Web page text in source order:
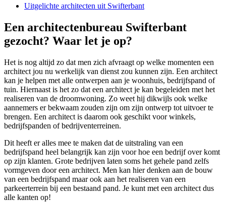
Uitgelichte architecten uit Swifterbant
Een architectenbureau Swifterbant
gezocht? Waar let je op?
Het is nog altijd zo dat men zich afvraagt op welke momenten een
architect jou nu werkelijk van dienst zou kunnen zijn. Een architect
kan je helpen met alle ontwerpen aan je woonhuis, bedrijfspand of
tuin. Hiernaast is het zo dat een architect je kan begeleiden met het
realiseren van de droomwoning. Zo weet hij dikwijls ook welke
aannemers er bekwaam zouden zijn om zijn ontwerp tot uitvoer te
brengen. Een architect is daarom ook geschikt voor winkels,
bedrijfspanden of bedrijventerreinen.
Dit heeft er alles mee te maken dat de uitstraling van een
bedrijfspand heel belangrijk kan zijn voor hoe een bedrijf over komt
op zijn klanten. Grote bedrijven laten soms het gehele pand zelfs
vormgeven door een architect. Men kan hier denken aan de bouw
van een bedrijfspand maar ook aan het realiseren van een
parkeerterrein bij een bestaand pand. Je kunt met een architect dus
alle kanten op!